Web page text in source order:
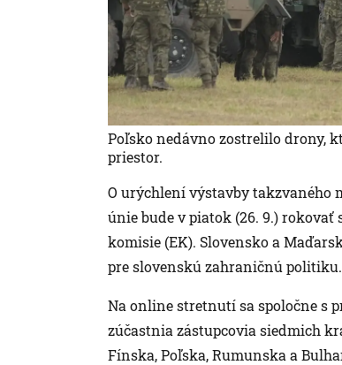
Poľsko nedávno zostrelilo drony,
priestor.
O urýchlení výstavby takzvaného
únie bude v piatok (26. 9.)
komisie (EK). Slovensko a
pre slovenskú zahraničnú politiku.
Na online stretnutí sa spoločne s
zúčastnia zástupcovia siedmich
Fínska, Poľska, Rumunska a